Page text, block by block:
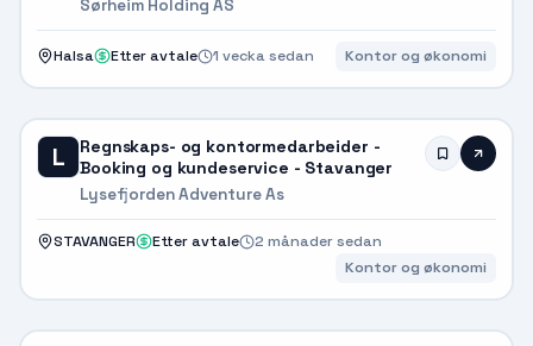
Sørheim Holding AS
Halsa Etter avtale 1 vecka sedan Kontor og økonomi
L
Regnskaps- og kontormedarbeider -
Booking og kundeservice - Stavanger
Lysefjorden Adventure As
STAVANGER Etter avtale
2 månader sedan
Kontor og økonomi